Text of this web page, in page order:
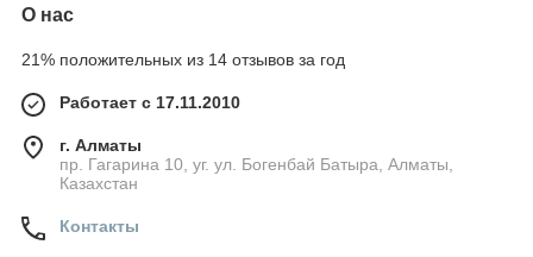
О нас
21% положительных из 14 отзывов за год
Работает с 17.11.2010
г. Алматы
пр. Гагарина 10, уг. ул. Богенбай Батыра, Алматы,
Казахстан
Контакты